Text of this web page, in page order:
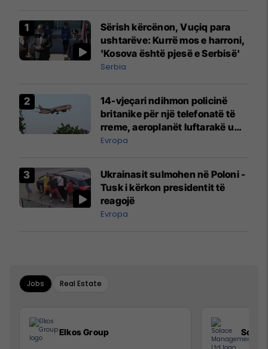
Sërish kërcënon, Vuçiq para
ushtarëve: Kurrë mos e harroni,
'Kosova është pjesë e Serbisë'
Serbia
14-vjeçari ndihmon policinë
britanike për një telefonatë të
rreme, aeroplanët luftarakë u
ngritën në ajër për të
Mançesterit
Evropa
Ukrainasit sulmohen në Poloni -
Tusk i kërkon presidentit të
reagojë
Evropa
Jobs Real Estate
Elkos Group